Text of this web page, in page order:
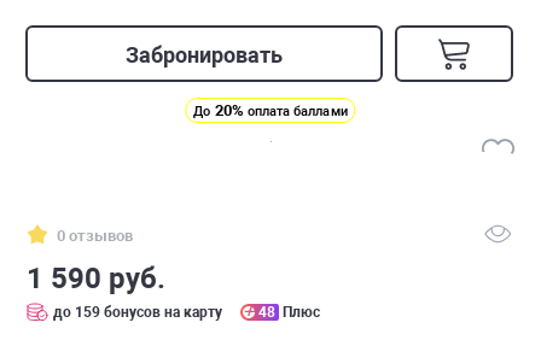
Забронировать
До 20% оплата баллами
0 отзывов
1 590 руб.
до 159 бонусов на карту 48 Плюс